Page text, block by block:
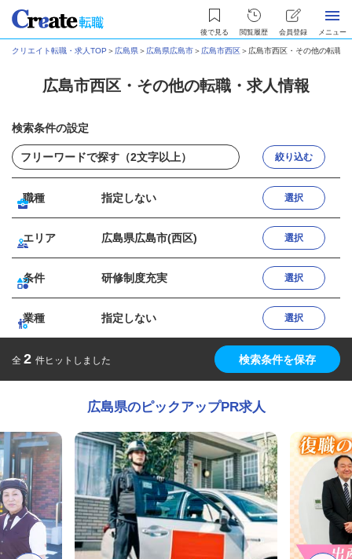
後で見る 閲覧履歴 会員登録 メニュー
クリエイト転職・求人TOP ＞ 広島県＞ 広島県広島市＞ 広島市西区＞ 広島市西区・その他の転職
広島市西区・その他の転職・求人情報
検索条件の設定
絞り込む
職種 指定しない 選択
エリア 広島県広島市(西区) 選択
条件 研修制度充実 選択
業種 指定しない 選択
全 2 件ヒットしました 検索条件を保存
広島県のピックアップPR求人